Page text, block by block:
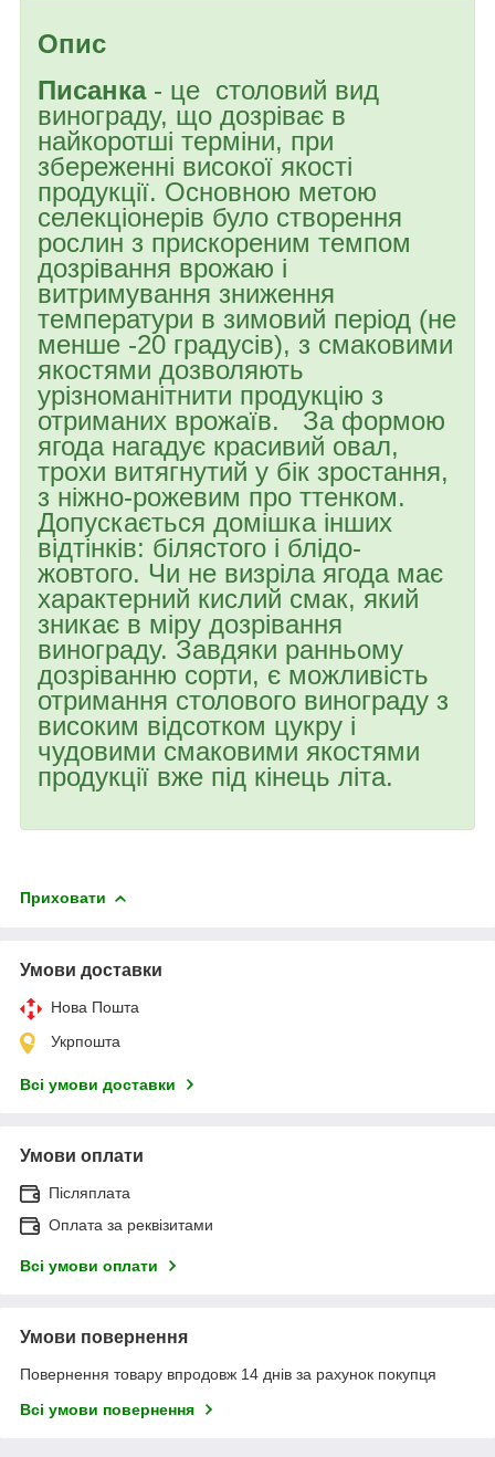
Опис
Писанка - це столовий вид
винограду, що дозріває в
найкоротші терміни, при
збереженні високої якості
продукції. Основною метою
селекціонерів було створення
рослин з прискореним темпом
дозрівання врожаю і
витримування зниження
температури в зимовий період (не
менше -20 градусів), з смаковими
якостями дозволяють
урізноманітнити продукцію з
отриманих врожаїв. За формою
ягода нагадує красивий овал,
трохи витягнутий у бік зростання,
з ніжно-рожевим про ттенком.
Допускається домішка інших
відтінків: білястого і блідо-
жовтого. Чи не визріла ягода має
характерний кислий смак, який
зникає в міру дозрівання
винограду. Завдяки ранньому
дозріванню сорти, є можливість
отримання столового винограду з
високим відсотком цукру і
чудовими смаковими якостями
продукції вже під кінець літа.
Приховати
Умови доставки
Нова Пошта
Укрпошта
Всі умови доставки
Умови оплати
Післяплата
Оплата за реквізитами
Всі умови оплати
Умови повернення
Повернення товару впродовж 14 днів за рахунок покупця
Всі умови повернення